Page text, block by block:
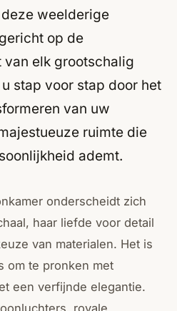
weelderige
op de
van elk grootschalig
stap voor stap door het
van uw
ruimte die
ademt.
onderscheidt zich
haar liefde voor detail
van materialen. Het is
om te pronken met
een verfijnde elegantie.
royale